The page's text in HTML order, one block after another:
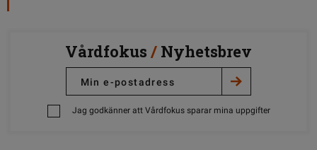
Vårdfokus / Nyhetsbrev
Jag godkänner att Vårdfokus sparar mina uppgifter